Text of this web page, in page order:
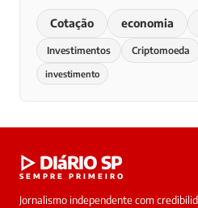
Cotação economia
Investimentos Criptomoeda
investimento
▷ DIáRIO SP
SEMPRE PRIMEIRO
Jornalismo independente com